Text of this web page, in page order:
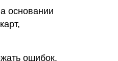
основании
ошибок.